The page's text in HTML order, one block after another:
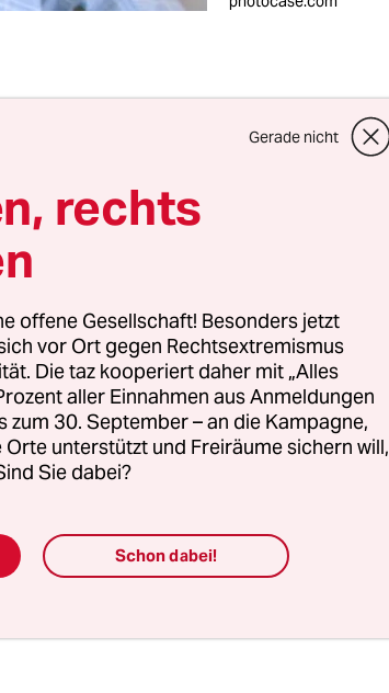
Lizenz, es ist eine
Auswüchse des
ohne
und Musiker zu
kommerziell“.
sehr erwünschte
Gerade nicht
rechts
offene Gesellschaft! Besonders jetzt
vor Ort gegen Rechtsextremismus
Die taz kooperiert daher mit „Alles
aller Einnahmen aus Anmeldungen
zum 30. September – an die Kampagne,
unterstützt und Freiräume sichern will,
Sie dabei?
Schon dabei!